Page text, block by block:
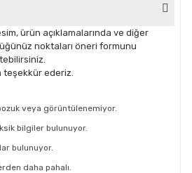
ürün açıklamalarında ve diğer
noktaları öneri formunu
teşekkür ederiz.
veya görüntülenemiyor.
bilgiler bulunuyor.
bulunuyor.
daha pahalı.